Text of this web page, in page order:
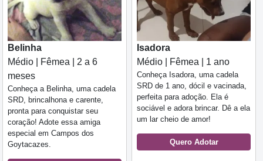
Belinha
Médio | Fêmea | 2 a 6
meses
Conheça a Belinha, uma cadela
SRD, brincalhona e carente,
pronta para conquistar seu
coração! Adote essa amiga
especial em Campos dos
Goytacazes.
Isadora
Médio | Fêmea | 1 ano
Conheça Isadora, uma cadela
SRD de 1 ano, dócil e vacinada,
perfeita para adoção. Ela é
sociável e adora brincar. Dê a ela
um lar cheio de amor!
Quero Adotar